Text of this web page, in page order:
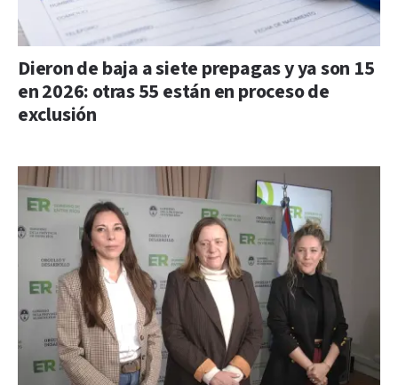
Dieron de baja a siete prepagas y ya son 15
en 2026: otras 55 están en proceso de
exclusión